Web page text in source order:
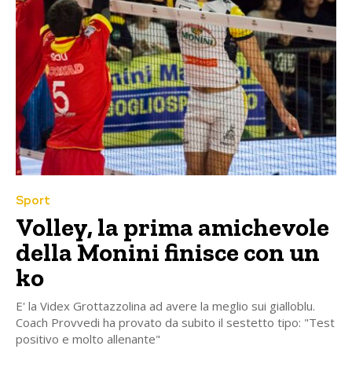
Sport
Volley, la prima amichevole
della Monini finisce con un
ko
E' la Videx Grottazzolina ad avere la meglio sui gialloblu.
Coach Provvedi ha provato da subito il sestetto tipo: "Test
positivo e molto allenante"